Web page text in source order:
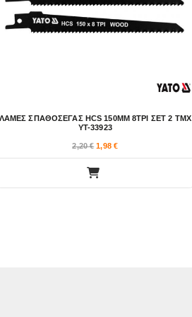
ΛΑΜΕΣ ΣΠΑΘΟΣΕΓΑΣ HCS 150MM 8TPI ΣΕΤ 2 ΤΜΧ
YT-33923
2,20€ 1,98 €